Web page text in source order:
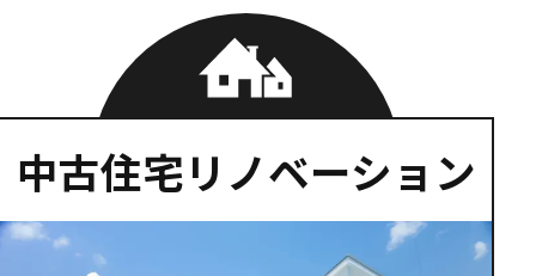
中古住宅リノベーション